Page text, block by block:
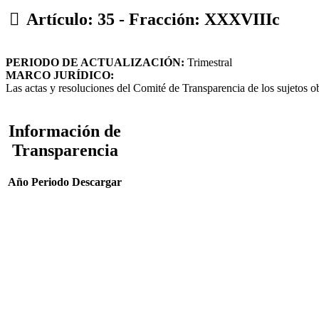
Artículo: 35 - Fracción: XXXVIIIc
PERIODO DE ACTUALIZACIÓN: Trimestral
MARCO JURÍDICO:
Las actas y resoluciones del Comité de Transparencia de los sujetos
Información de
Transparencia
Año Periodo Descargar